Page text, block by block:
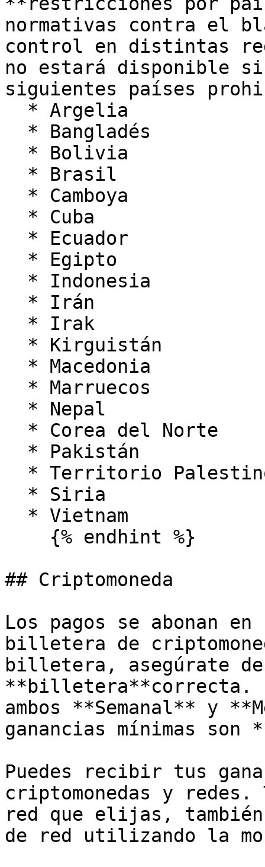
normativas contra el
control en distintas
no estará disponible
siguientes países
## Criptomoneda
Los pagos se abonan
billetera de
billetera, asegúrate
**billetera**correcta.
ambos **Semanal** y
ganancias mínimas son
Puedes recibir tus
criptomonedas y
red que elijas,
de red utilizando la